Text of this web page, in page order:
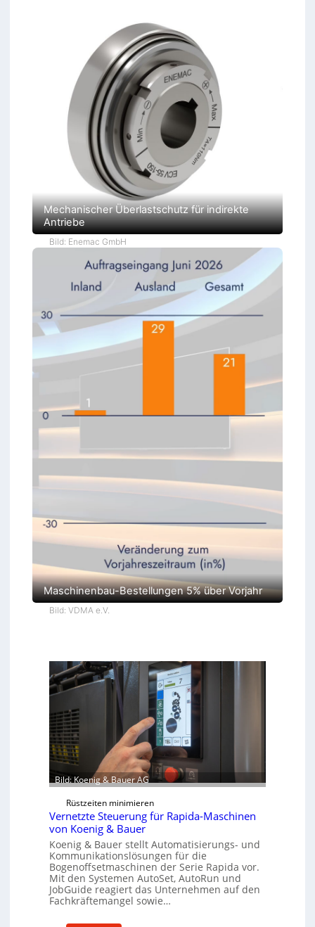
Mechanischer Überlastschutz für indirekte
Antriebe
Bild: Enemac GmbH
Maschinenbau-Bestellungen 5% über Vorjahr
Bild: VDMA e.V.
Bild: Koenig & Bauer AG
Rüstzeiten minimieren
Vernetzte Steuerung für Rapida-Maschinen
von Koenig & Bauer
Koenig & Bauer stellt Automatisierungs- und
Kommunikationslösungen für die
Bogenoffsetmaschinen der Serie Rapida vor.
Mit den Systemen AutoSet, AutoRun und
JobGuide reagiert das Unternehmen auf den
Fachkräftemangel sowie…